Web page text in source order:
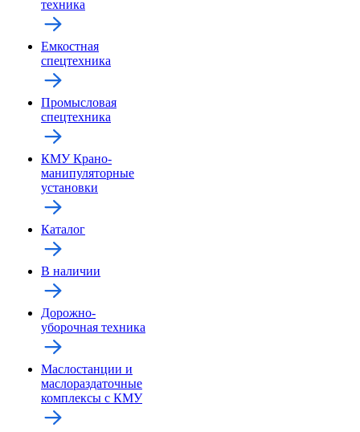
техника
Емкостная
спецтехника
Промысловая
спецтехника
КМУ Крано-
манипуляторные
установки
Каталог
В наличии
Дорожно-
уборочная техника
Маслостанции и
маслораздаточные
комплексы с КМУ